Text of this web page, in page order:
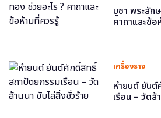
บูชา พระลัก
คาถาและข้
เครื่องราง
หำยนต์ ยันต์
เรือน – วัดล้